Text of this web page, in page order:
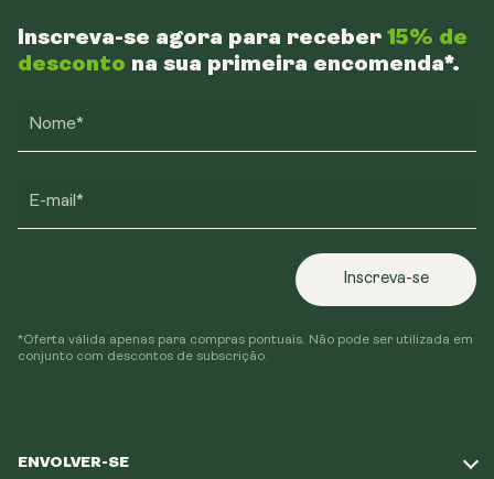
ENVOLVER-SE
Inscreva-se agora para receber 15% de
desconto na sua primeira encomenda*.
Nome*
E-mail*
Inscreva-se
*Oferta válida apenas para compras pontuais. Não pode ser utilizada em
conjunto com descontos de subscrição.